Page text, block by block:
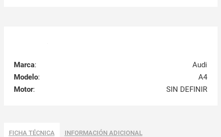
Marca:
Audi
Modelo:
A4
Motor: SIN DEFINIR
FICHA TÉCNICA INFORMACIÓN ADICIONAL